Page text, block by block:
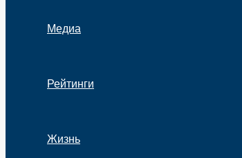
Медиа
Рейтинги
Жизнь